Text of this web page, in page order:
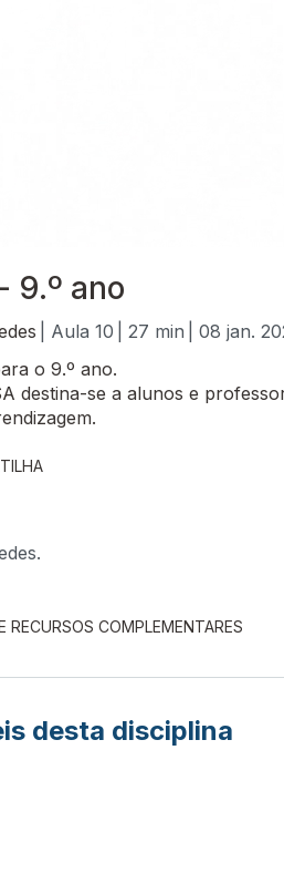
9.º ano
| Aula 10 | 27 min | 08 jan.
o 9.º ano.
destina-se a alunos e
RECURSOS COMPLEMENTARES
desta disciplina